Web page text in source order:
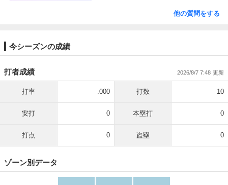
他の質問をする
今シーズンの成績
打者成績 2026/8/7 7:48
打率 .000 打数 10
安打 0 本塁打 0
打点 0 盗塁 0
ゾーン別データ